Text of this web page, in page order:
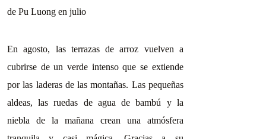
de Pu Luong en julio
En agosto, las terrazas de arroz vuelven a
cubrirse de un verde intenso que se extiende
por las laderas de las montañas. Las pequeñas
aldeas, las ruedas de agua de bambú y la
niebla de la mañana crean una atmósfera